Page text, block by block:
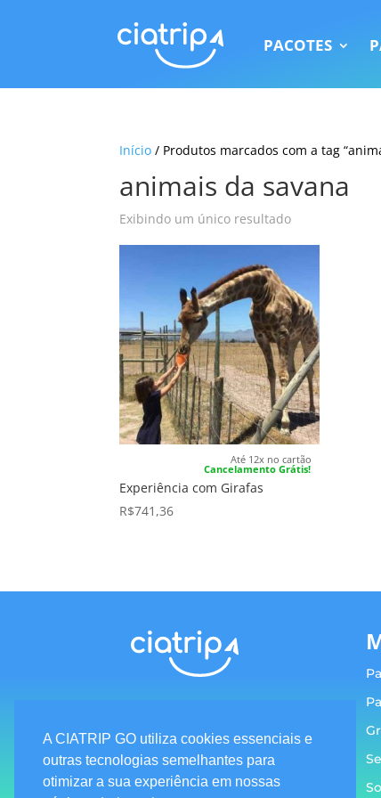
PACOTES
Início / Produtos marcados com a tag
animais da savana
Exibindo um único resultado
Até 12x no cartão
Cancelamento Grátis!
Experiência com Girafas
R$741,36
Termos e condições
Política de privacidade
A CIATRIP GO utiliza cookies essenciais e
outras tecnologias semelhantes para
otimizar a sua experiência em nossas